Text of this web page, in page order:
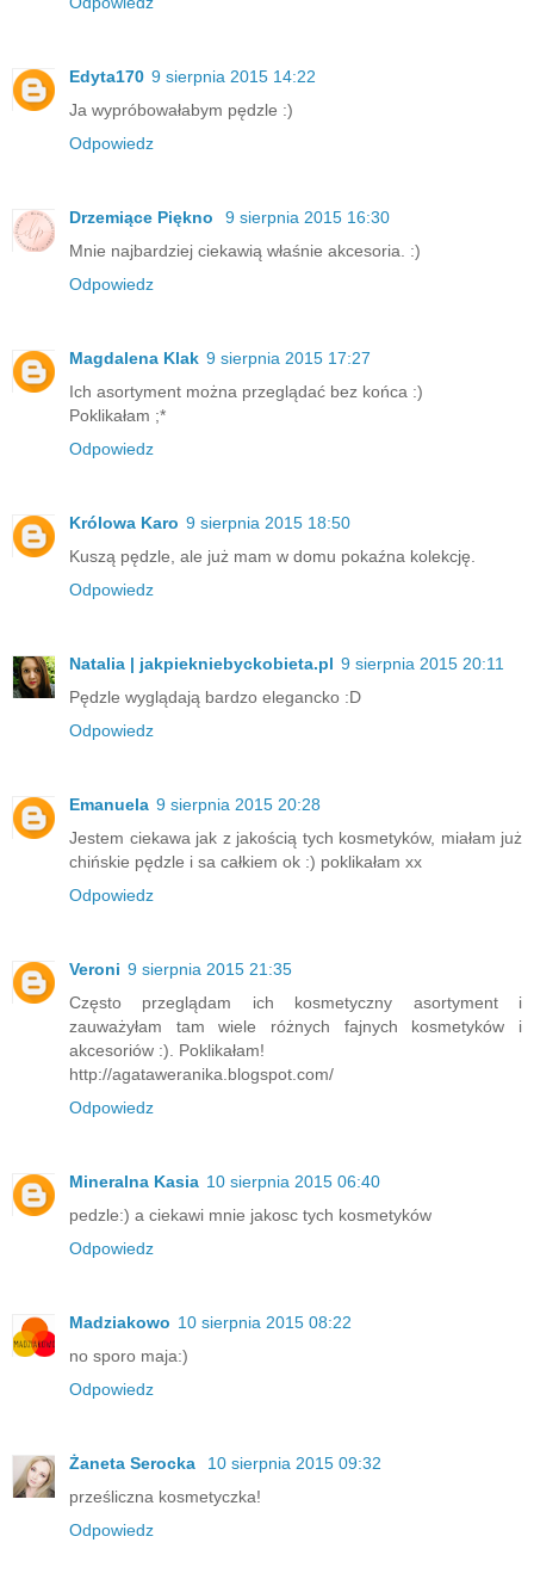
Edyta170 9 sierpnia 2015 14:22
Ja wypróbowałabym pędzle :)
Odpowiedz
Drzemiące Piękno
9 sierpnia 2015 16:30
Mnie najbardziej ciekawią właśnie akcesoria. :)
Odpowiedz
Magdalena Klak 9 sierpnia 2015 17:27
Ich asortyment można przeglądać bez końca :)
Poklikałam ;*
Odpowiedz
Królowa Karo 9 sierpnia 2015 18:50
Kuszą pędzle, ale już mam w domu pokaźna kolekcję.
Odpowiedz
Natalia | jakpiekniebyckobieta.pl 9 sierpnia 2015 20:11
Pędzle wyglądają bardzo elegancko :D
Odpowiedz
Emanuela 9 sierpnia 2015 20:28
Jestem ciekawa jak z jakością tych kosmetyków, miałam już
chińskie pędzle i sa całkiem ok :) poklikałam xx
Odpowiedz
Veroni 9 sierpnia 2015 21:35
Często przeglądam ich kosmetyczny asortyment i
zauważyłam tam wiele różnych fajnych kosmetyków i
akcesoriów :). Poklikałam!
http://agataweranika.blogspot.com/
Odpowiedz
Mineralna Kasia 10 sierpnia 2015 06:40
pedzle:) a ciekawi mnie jakosc tych kosmetyków
Odpowiedz
Madziakowo 10 sierpnia 2015 08:22
no sporo maja:)
Odpowiedz
Żaneta Serocka
10 sierpnia 2015 09:32
prześliczna kosmetyczka!
Odpowiedz